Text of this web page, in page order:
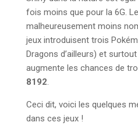
fois moins que pour la 6G.
malheureusement moins
jeux introduisent trois
Dragons d’ailleurs) et surtout
augmente les chances de
8192.
Ceci dit, voici les quelques
dans ces jeux !